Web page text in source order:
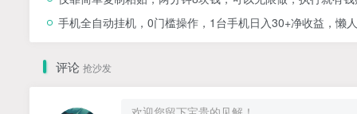
手机全自动挂机，0门槛操作，1台手机日入30+净收益，懒
评论 抢沙发